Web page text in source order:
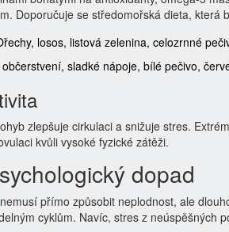
Doporučuje se středomořská dieta,
losos, listová zelenina, celozrnné
občerstvení, sladké nápoje, bílé pečivo,
zlepšuje cirkulaci a snižuje stres.
kvůli vysoké fyzické zátěži.
dopad
přímo způsobit neplodnost, ale
cyklům. Navíc, stres z neúspěšných